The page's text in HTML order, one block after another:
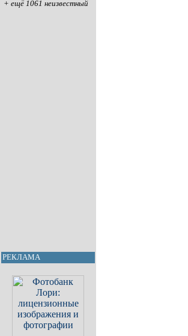
+ ещё 1061 неизвестный
РЕКЛАМА